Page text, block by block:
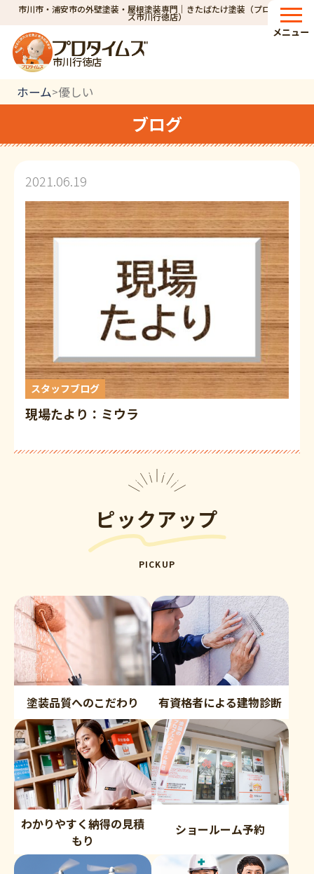
市川市・浦安市の外壁塗装・屋根塗装専門｜きたばたけ塗装（プロタイム
ズ市川行徳店）
市川行徳店
メニュー
ホーム>優しい
ブログ
2021.06.19
スタッフブログ
現場たより：ミウラ
ピックアップ
PICKUP
塗装品質へのこだわり 有資格者による建物診断
わかりやすく納得の見積
もり
ショールーム予約